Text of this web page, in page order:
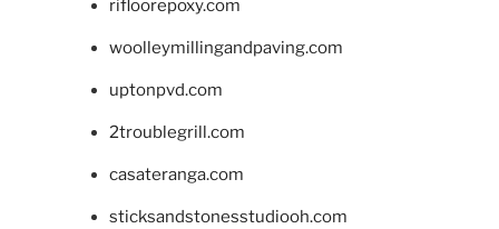
rifloorepoxy.com
woolleymillingandpaving.com
uptonpvd.com
2troublegrill.com
casateranga.com
sticksandstonesstudiooh.com